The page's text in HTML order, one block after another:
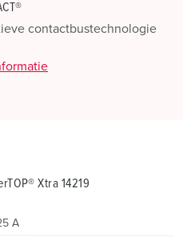
contactbustechnologie
Xtra 14219
A